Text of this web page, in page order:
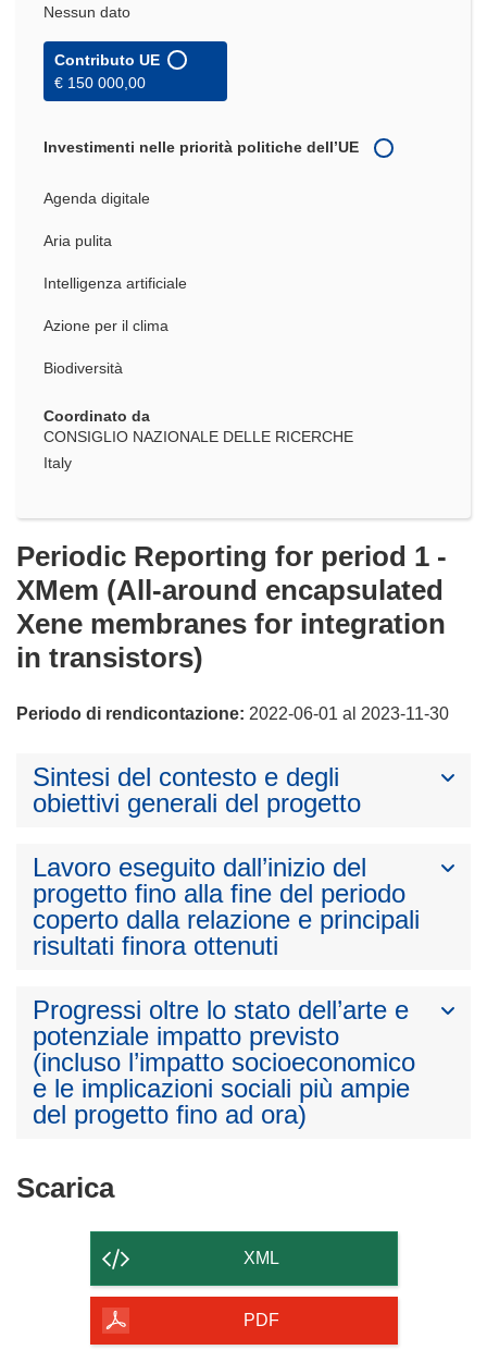
Nessun dato
Contributo UE
€ 150 000,00
Investimenti nelle priorità politiche dell’UE
Agenda digitale
Aria pulita
Intelligenza artificiale
Azione per il clima
Biodiversità
Coordinato da
CONSIGLIO NAZIONALE DELLE RICERCHE
Italy
Periodic Reporting for period 1 -
XMem (All-around encapsulated
Xene membranes for integration
in transistors)
Periodo di rendicontazione: 2022-06-01 al 2023-11-30
Sintesi del contesto e degli
obiettivi generali del progetto
Lavoro eseguito dall’inizio del
progetto fino alla fine del periodo
coperto dalla relazione e principali
risultati finora ottenuti
Progressi oltre lo stato dell’arte e
potenziale impatto previsto
(incluso l’impatto socioeconomico
e le implicazioni sociali più ampie
del progetto fino ad ora)
ScaricaScarica
contenuto
della
pagina
XML
PDF